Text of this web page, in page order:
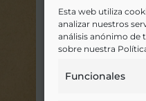
Esta web utiliza
analizar nuestros
análisis anónimo de
sobre nuestra
Funcionales